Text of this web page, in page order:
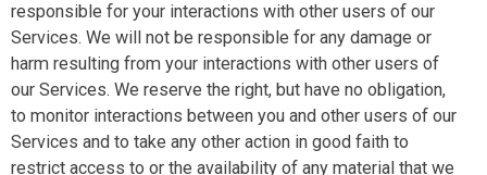
responsible for your interactions with other users of our
Services. We will not be responsible for any damage or
harm resulting from your interactions with other users of
our Services. We reserve the right, but have no obligation,
to monitor interactions between you and other users of our
Services and to take any other action in good faith to
restrict access to or the availability of any material that we